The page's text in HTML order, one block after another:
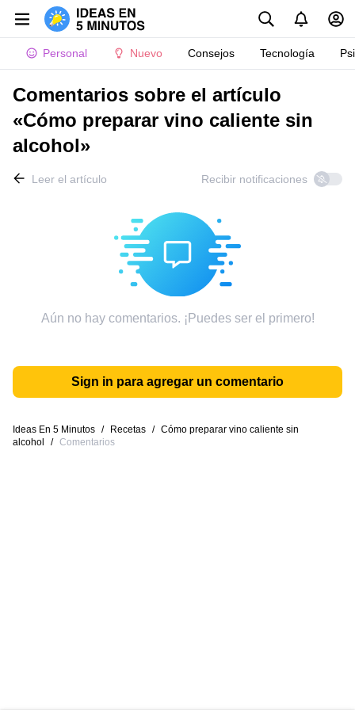
Personal Nuevo Consejos Tecnología
Comentarios sobre el artículo
«Cómo preparar vino caliente sin
alcohol»
Leer el artículo Recibir notificaciones
Aún no hay comentarios. ¡Puedes ser el primero!
Sign in para agregar un comentario
Ideas En 5 Minutos / Recetas / Cómo preparar vino caliente sin
alcohol
/ Comentarios